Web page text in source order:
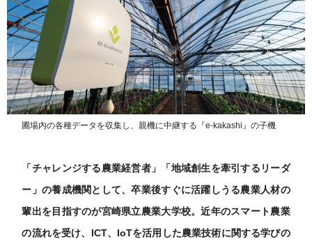
圃場内の各種データを収集し、親機に中継する『e-kakashi』の子機
「チャレンジする農業経営者」「地域創生を牽引するリーダ
ー」の養成機関として、卒業後すぐに活躍しうる農業人材の
輩出を目指すのが宮崎県立農業大学校。近年のスマート農業
の流れを受け、ICT、IoTを活用した農業技術に関する学びの